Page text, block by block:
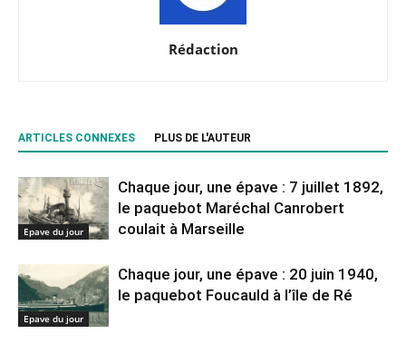
Rédaction
ARTICLES CONNEXES PLUS DE L'AUTEUR
Epave du jour
Chaque jour, une épave : 7 juillet 1892,
le paquebot Maréchal Canrobert
coulait à Marseille
Epave du jour
Chaque jour, une épave : 20 juin 1940,
le paquebot Foucauld à l’île de Ré